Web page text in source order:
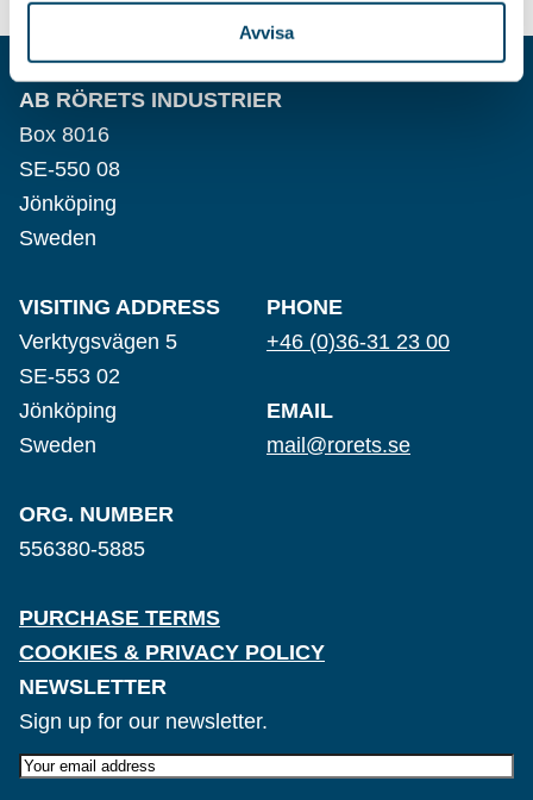
Avvisa
AB RÖRETS INDUSTRIER
Box 8016
SE-550 08
Jönköping
Sweden
VISITING ADDRESS
Verktygsvägen 5
SE-553 02
Jönköping
Sweden
PHONE
+46 (0)36-31 23 00
EMAIL
mail@rorets.se
ORG. NUMBER
556380-5885
PURCHASE TERMS
COOKIES & PRIVACY POLICY
NEWSLETTER
Sign up for our newsletter.
E-